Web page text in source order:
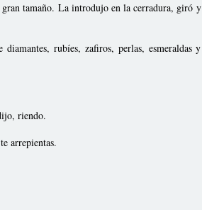
tamaño. La introdujo en la cerradura, giró y
rubíes, zafiros, perlas, esmeraldas y
riendo.
arrepientas.